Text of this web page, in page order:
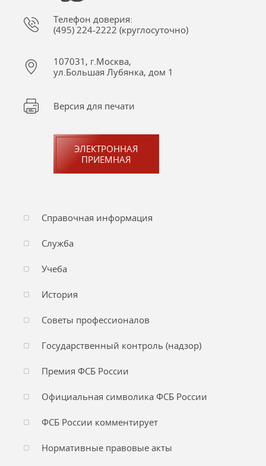
Телефон доверия:
(495) 224-2222 (круглосуточно)
107031, г.Москва,
ул.Большая Лубянка, дом 1
Версия для печати
ЭЛЕКТРОННАЯ
ПРИЕМНАЯ
Справочная информация
Служба
Учеба
История
Советы профессионалов
Государственный контроль (надзор)
Премия ФСБ России
Официальная символика ФСБ России
ФСБ России комментирует
Нормативные правовые акты